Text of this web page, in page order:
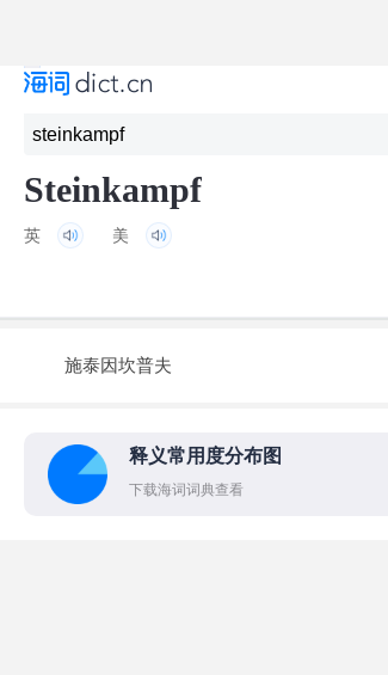
Steinkampf
英 美
施泰因坎普夫
释义常用度分布图
下载海词词典查看